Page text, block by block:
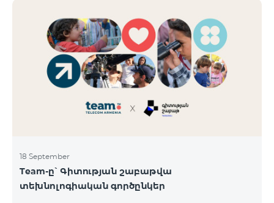
18 September
Team-ը՝ Գիտության շաբաթվա
տեխնոլոգիական գործընկեր